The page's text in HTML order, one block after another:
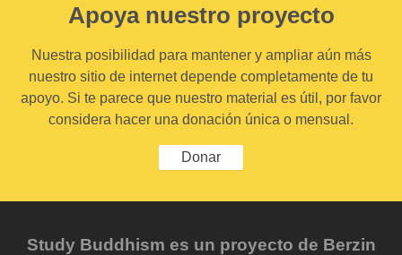
Apoya nuestro proyecto
Nuestra posibilidad para mantener y ampliar aún más
nuestro sitio de internet depende completamente de tu
apoyo. Si te parece que nuestro material es útil, por favor
considera hacer una donación única o mensual.
Donar
Study Buddhism es un proyecto de Berzin